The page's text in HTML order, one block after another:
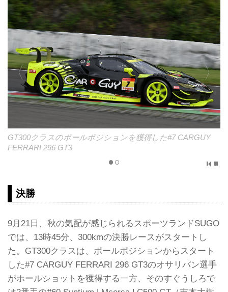
ジションを獲得した#7 CARGUY
GT500クラスのポールポ
決勝
9月21日、秋の気配が感じられるスポーツランドSUGO
では、13時45分、300kmの決勝レースがスタートし
た。GT300クラスは、ポールポジションからスタート
した#7 CARGUY FERRARI 296 GT3のオサリバン選手
がホールショットを獲得する一方、そのすぐうしろで